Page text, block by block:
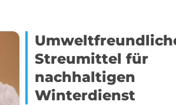
Streumittel für
nachhaltigen
Winterdienst